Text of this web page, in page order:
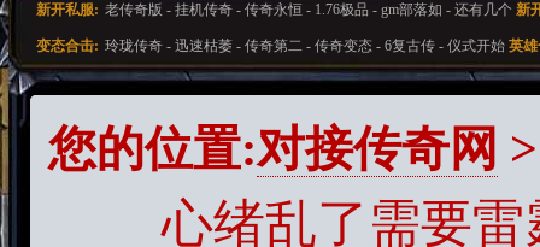
新开私服: 老传奇版 - 挂机传奇 - 传奇永恒 - 1.76极品 - gm部落如 - 还有几个 新
变态合击: 玲珑传奇 - 迅速枯萎 - 传奇第二 - 传奇变态 - 6复古传 - 仪式开始 英
您的位置:对接传奇网
心绪乱了需要